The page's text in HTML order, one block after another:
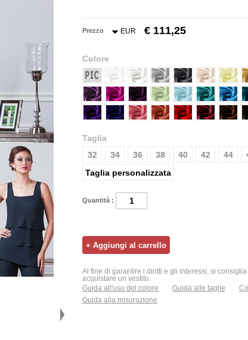
Prezzo EUR € 111,25
Colore
Taglia
32
34 36 38 40 42 44
Taglia personalizzata
Quantità :
Al fine di garantire i diritti e gli interessi, si
acquistare un vestito.
Guida all'uso del colore
Guida alle taglie
Guida alla misurazione